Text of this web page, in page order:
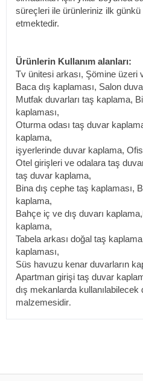
süreçleri ile ürünleriniz ilk
etmektedir.
Ürünlerin Kullanım alanları:
Tv ünitesi arkası, Şömine üzeri
Baca dış kaplaması, Salon
Mutfak duvarları taş kaplama,
kaplaması,
Oturma odası taş duvar
kaplama,
işyerlerinde duvar kaplama,
Otel girişleri ve odalara taş
taş duvar kaplama,
Bina dış cephe taş kaplaması,
kaplama,
Bahçe iç ve dış duvarı
kaplama,
Tabela arkası doğal taş
kaplaması,
Süs havuzu kenar duvarların
Apartman girişi taş duvar
dış mekanlarda
malzemesidir.